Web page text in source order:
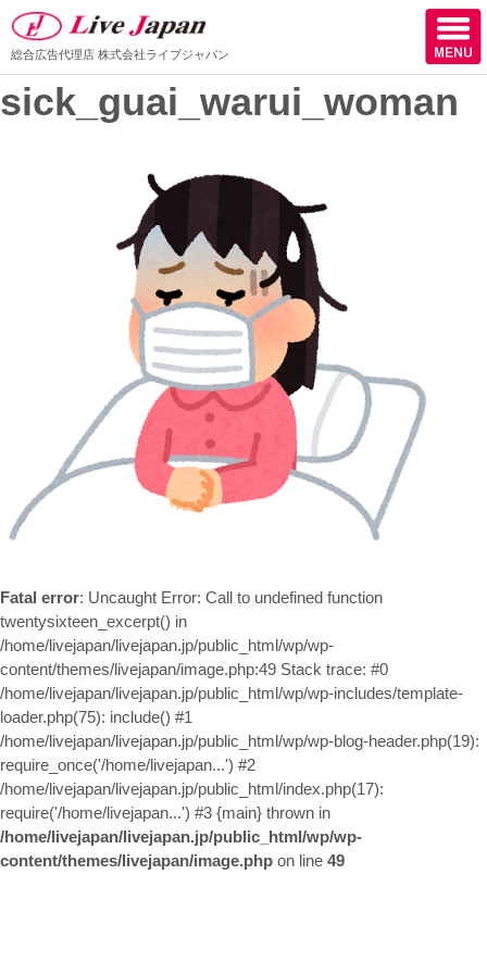
ホーム
スタッフ紹介
取扱媒体
スタッフブログ
サロン様からの声
ケーススタディー
採用
お問い合わせ
総合広告代理店 株式会社ライブジャパン
sick_guai_warui_woman
Fatal error: Uncaught Error: Call to undefined function
twentysixteen_excerpt() in
/home/livejapan/livejapan.jp/public_html/wp/wp-
content/themes/livejapan/image.php:49 Stack trace: #0
/home/livejapan/livejapan.jp/public_html/wp/wp-includes/template-
loader.php(75): include() #1
/home/livejapan/livejapan.jp/public_html/wp/wp-blog-header.php(19):
require_once('/home/livejapan...') #2
/home/livejapan/livejapan.jp/public_html/index.php(17):
require('/home/livejapan...') #3 {main} thrown in
/home/livejapan/livejapan.jp/public_html/wp/wp-
content/themes/livejapan/image.php on line 49